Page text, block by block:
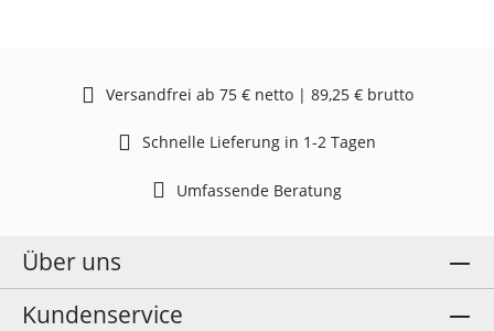
Versandfrei ab 75 € netto | 89,25 € brutto
Schnelle Lieferung in 1-2 Tagen
Umfassende Beratung
Über uns
Kundenservice